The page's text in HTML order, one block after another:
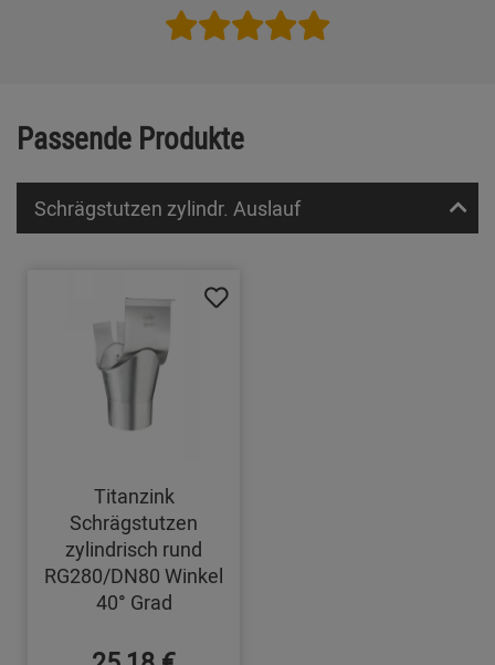
Passende Produkte
Schrägstutzen zylindr. Auslauf
Titanzink
Schrägstutzen
zylindrisch rund
RG280/DN80 Winkel
40° Grad